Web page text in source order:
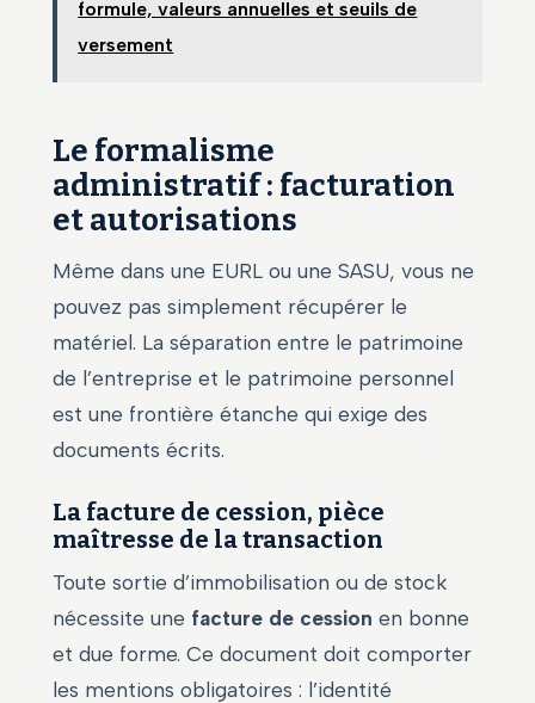
formule, valeurs annuelles et seuils de
versement
Le formalisme
administratif : facturation
et autorisations
Même dans une EURL ou une SASU, vous ne
pouvez pas simplement récupérer le
matériel. La séparation entre le patrimoine
de l’entreprise et le patrimoine personnel
est une frontière étanche qui exige des
documents écrits.
La facture de cession, pièce
maîtresse de la transaction
Toute sortie d’immobilisation ou de stock
nécessite une facture de cession en bonne
et due forme. Ce document doit comporter
les mentions obligatoires : l’identité